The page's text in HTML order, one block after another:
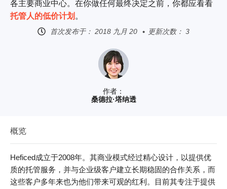
作者：
桑德拉·塔纳透
各主要商业中心。在你做任何最终决定之前，你都应看看
托管人的低价计划 。
首次发布于： 2018 九月 20 更新次数： 3
概览
Heficed成立于2008年。其商业模式经过精心设计，以提供优
质的托管服务，并与企业级客户建立长期稳固的合作关系，而
这些客户多年来也为他们带来可观的红利。目前其专注于提供